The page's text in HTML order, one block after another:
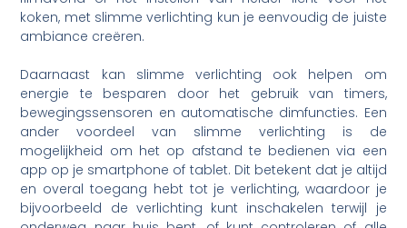
koken, met slimme verlichting kun je eenvoudig de juiste
ambiance creëren.
Daarnaast kan slimme verlichting ook helpen om
energie te besparen door het gebruik van timers,
bewegingssensoren en automatische dimfuncties. Een
ander voordeel van slimme verlichting is de
mogelijkheid om het op afstand te bedienen via een
app op je smartphone of tablet. Dit betekent dat je altijd
en overal toegang hebt tot je verlichting, waardoor je
bijvoorbeeld de verlichting kunt inschakelen terwijl je